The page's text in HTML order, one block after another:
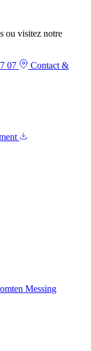
ou visitez notre
07
Contact &